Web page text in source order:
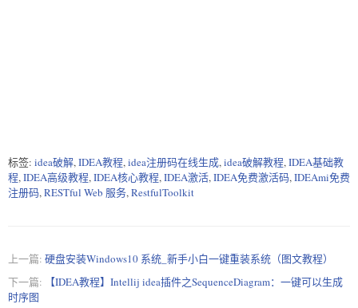
标签: idea破解,IDEA教程,idea注册码在线生成,idea破解教程,IDEA基础教
程,IDEA高级教程,IDEA核心教程,IDEA激活,IDEA免费激活码,IDEAmi免费
注册码,RESTful Web 服务,RestfulToolkit
上一篇: 硬盘安装Windows10 系统_新手小白一键重装系统（图文教程）
下一篇:
【IDEA教程】Intellij idea插件之SequenceDiagram：一键可以生成
时序图